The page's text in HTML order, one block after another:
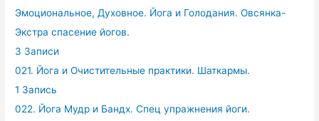
Эмоциональное, Духовное. Йога и Голодания. Овсянка-
Экстра спасение йогов.
3 Записи
021. Йога и Очистительные практики. Шаткармы.
1 Запись
022. Йога Мудр и Бандх. Спец упражнения йоги.